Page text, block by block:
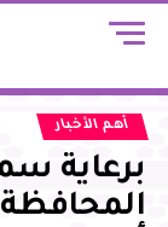
أهم الأخبار
برعاية